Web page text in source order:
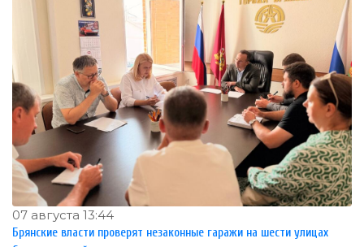
07 августа 13:44
Брянские власти проверят незаконные гаражи на шести улицах